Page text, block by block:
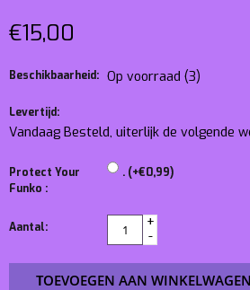
€15,00
Beschikbaarheid: Op voorraad (3)
Levertijd:
Vandaag Besteld, uiterlijk de volgende
Protect Your
Funko :
. (+€0,99)
Aantal:
+
-
TOEVOEGEN AAN WINKELWAGEN